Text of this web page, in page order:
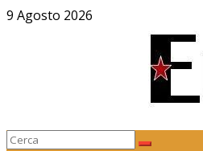
Salta
9 Agosto 2026